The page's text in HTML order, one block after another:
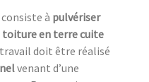
consiste à pulvériser
toiture en terre cuite
travail doit être réalisé
venant d’une